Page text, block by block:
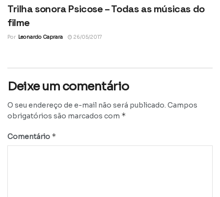
Trilha sonora Psicose – Todas as músicas do
filme
Por Leonardo Caprara 26/05/2017
Deixe um comentário
O seu endereço de e-mail não será publicado. Campos
obrigatórios são marcados com *
Comentário *